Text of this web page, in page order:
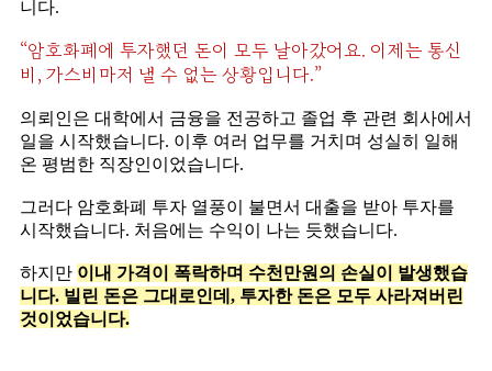
니다.
“암호화폐에 투자했던 돈이 모두 날아갔어요. 이제는 통신
비, 가스비마저 낼 수 없는 상황입니다.”
의뢰인은 대학에서 금융을 전공하고 졸업 후 관련 회사에서
일을 시작했습니다. 이후 여러 업무를 거치며 성실히 일해
온 평범한 직장인이었습니다.
그러다 암호화폐 투자 열풍이 불면서 대출을 받아 투자를
시작했습니다. 처음에는 수익이 나는 듯했습니다.
하지만 이내 가격이 폭락하며 수천만원의 손실이 발생했습
니다. 빌린 돈은 그대로인데, 투자한 돈은 모두 사라져버린
것이었습니다.